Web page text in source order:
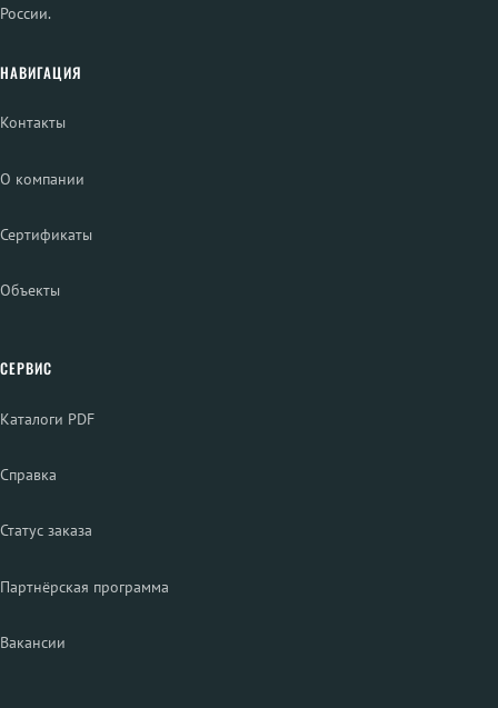
России.
НАВИГАЦИЯ
Контакты
О компании
Сертификаты
Объекты
СЕРВИС
Каталоги PDF
Справка
Статус заказа
Партнёрская программа
Вакансии